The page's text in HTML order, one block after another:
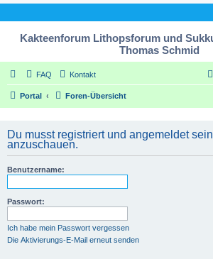
Kakteenforum Lithopsforum und
Thomas Schmid
FAQ Kontakt
Portal Foren-Übersicht
Du musst registriert und angemeldet
anzuschauen.
Benutzername:
Passwort:
Ich habe mein Passwort vergessen
Die Aktivierungs-E-Mail erneut senden